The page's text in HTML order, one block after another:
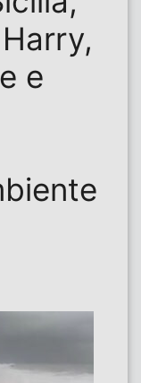
e